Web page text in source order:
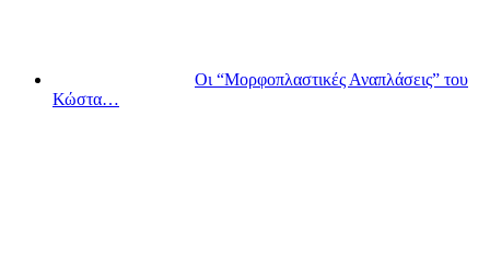
Οι “Μορφοπλαστικές Αναπλάσεις” του
Κώστα…